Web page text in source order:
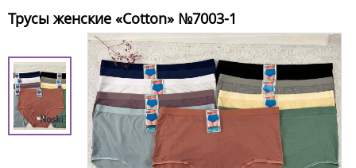
Трусы женские «Cotton» №7003-1